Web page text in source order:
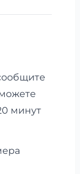
минут